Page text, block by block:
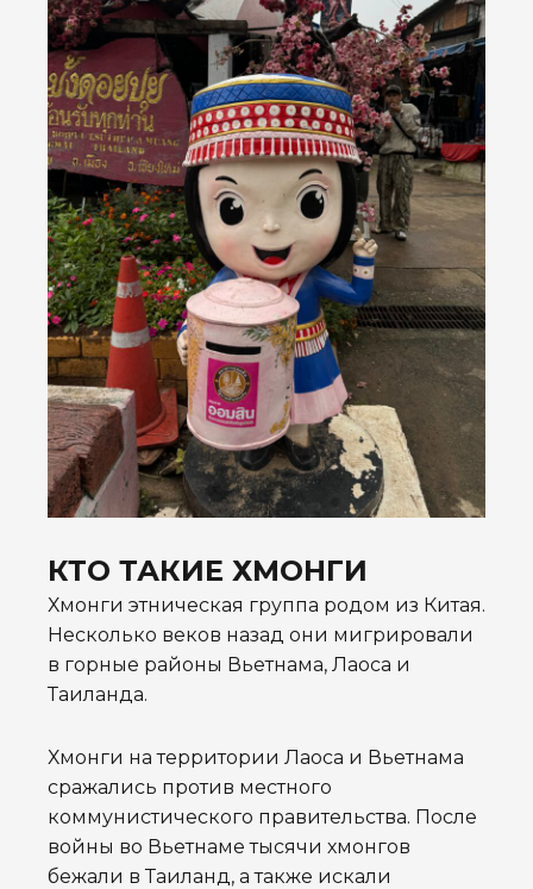
КТО ТАКИЕ ХМОНГИ
Хмонги этническая группа родом из Китая.
Несколько веков назад они мигрировали
в горные районы Вьетнама, Лаоса и
Таиланда.
Хмонги на территории Лаоса и Вьетнама
сражались против местного
коммунистического правительства. После
войны во Вьетнаме тысячи хмонгов
бежали в Таиланд, а также искали